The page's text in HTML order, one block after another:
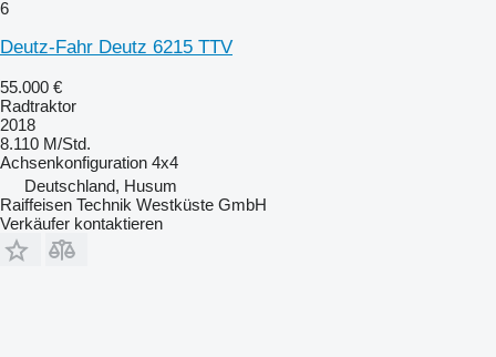
6
Deutz-Fahr Deutz 6215 TTV
55.000 €
Radtraktor
2018
8.110 M/Std.
Achsenkonfiguration 4x4
Deutschland, Husum
Raiffeisen Technik Westküste GmbH
Verkäufer kontaktieren